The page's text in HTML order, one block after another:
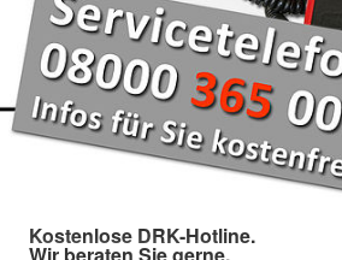
Kostenlose DRK-Hotline.